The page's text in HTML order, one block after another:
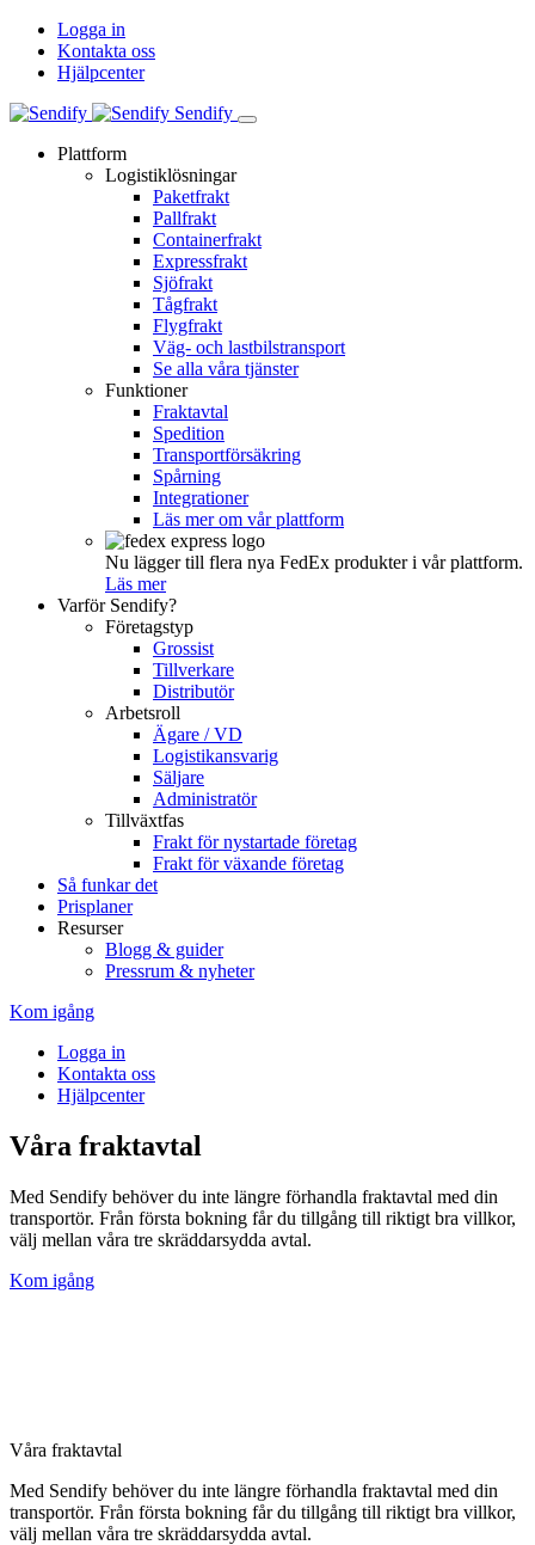
Logga in
Kontakta oss
Hjälpcenter
Sendify
Plattform
Logistiklösningar
Paketfrakt
Pallfrakt
Containerfrakt
Expressfrakt
Sjöfrakt
Tågfrakt
Flygfrakt
Väg- och lastbilstransport
Se alla våra tjänster
Funktioner
Fraktavtal
Spedition
Transportförsäkring
Spårning
Integrationer
Läs mer om vår plattform
Nu lägger till flera nya FedEx produkter i vår plattform.
Läs mer
Varför Sendify?
Företagstyp
Grossist
Tillverkare
Distributör
Arbetsroll
Ägare / VD
Logistikansvarig
Säljare
Administratör
Tillväxtfas
Frakt för nystartade företag
Frakt för växande företag
Så funkar det
Prisplaner
Resurser
Blogg & guider
Pressrum & nyheter
Kom igång
Logga in
Kontakta oss
Hjälpcenter
Våra fraktavtal
Med Sendify behöver du inte längre förhandla fraktavtal med din
transportör. Från första bokning får du tillgång till riktigt bra villkor,
välj mellan våra tre skräddarsydda avtal.
Kom igång
Våra fraktavtal
Med Sendify behöver du inte längre förhandla fraktavtal med din
transportör. Från första bokning får du tillgång till riktigt bra villkor,
välj mellan våra tre skräddarsydda avtal.